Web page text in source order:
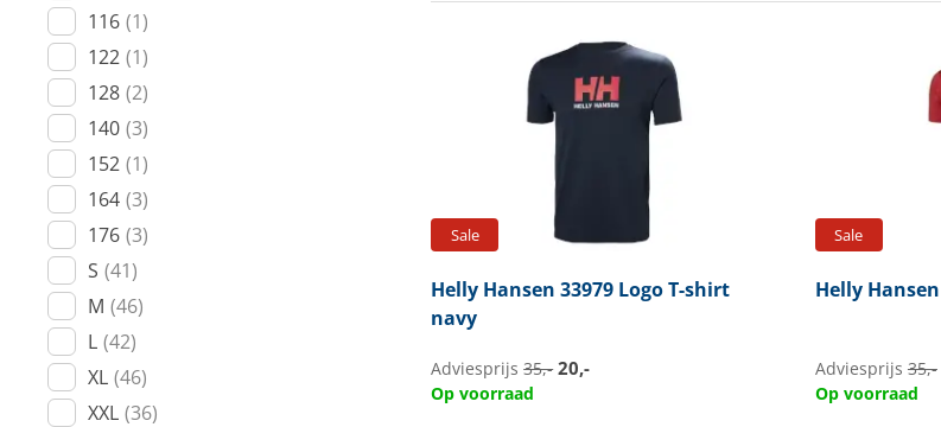
Sale
Helly Hansen 33979 Logo T-shirt
navy
Adviesprijs35,- 20,-
Op voorraad
Sale
Helly Hansen
Adviesprijs 35,-
Op voorraad
116 (1)
122 (1)
128 (2)
140 (3)
152 (1)
164 (3)
176 (3)
S (41)
M (46)
L (42)
XL (46)
XXL (36)